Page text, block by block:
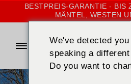
BESTPREIS-GARANTIE - BIS
MÄNTEL, WESTEN
We've detected
speaking a different
Do you want to